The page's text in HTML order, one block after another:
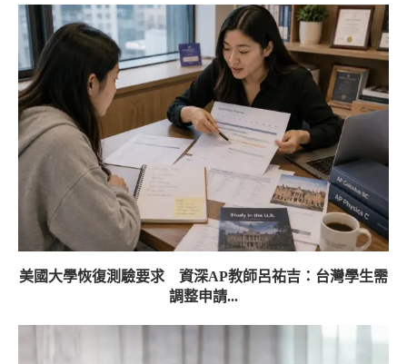
美國大學恢復測驗要求 資深AP教師呂祐吉：台灣學生需
調整申請...